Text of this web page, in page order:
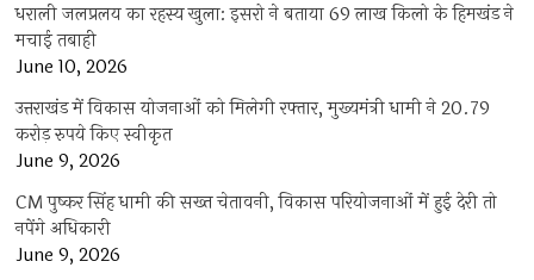
धराली जलप्रलय का रहस्य खुला: इसरो ने बताया 69 लाख किलो के हिमखंड ने
मचाई तबाही
June 10, 2026
उत्तराखंड में विकास योजनाओं को मिलेगी रफ्तार, मुख्यमंत्री धामी ने 20.79
करोड़ रुपये किए स्वीकृत
June 9, 2026
CM पुष्कर सिंह धामी की सख्त चेतावनी, विकास परियोजनाओं में हुई देरी तो
नपेंगे अधिकारी
June 9, 2026